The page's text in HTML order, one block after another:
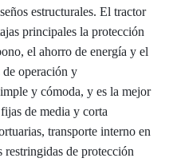
estructurales. El tractor
principales la protección
el ahorro de energía y el
de operación y
y cómoda, y es la mejor
de media y corta
transporte interno en
restringidas de protección